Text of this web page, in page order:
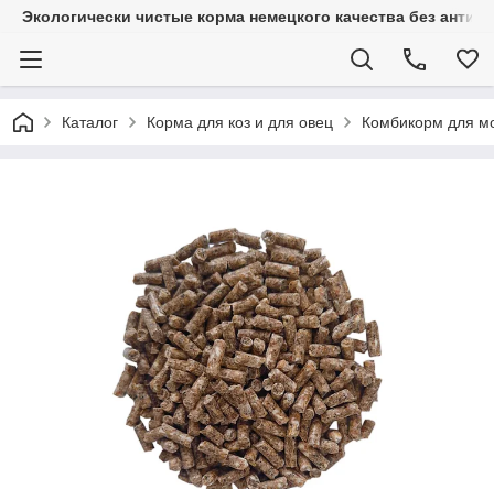
Экологически чистые корма немецкого качества без
Каталог Корма для коз и для овец Комбикорм для